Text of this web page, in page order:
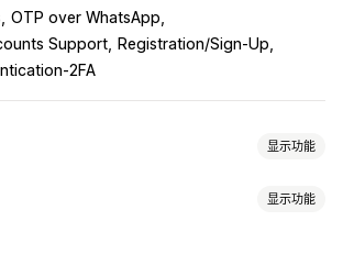
OTP over WhatsApp
Support
Registration/Sign-Up
2FA
显示功能
显示功能